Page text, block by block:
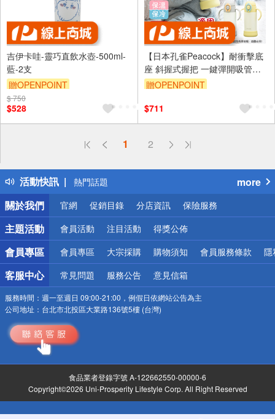
吉伊卡哇-靈巧直飲水壺-500ml-
藍-2支
贈OPENPOINT
$ 750
$528
【日本孔雀Peacock】耐衝擊底
座 斜握式握把 一鍵彈開吸管杯
兒童不鏽鋼保溫杯水壺350ML-任
贈OPENPOINT
$711
1 2
活動快訊
偏遠地區配送
得獎公告
熱門話題
銀行優惠
偏遠地區配送
詐騙網頁！請小心！
more
關於我們
官網 促銷目錄 分店資訊 保險服務
主題活動 會員活動 注目活動 得獎公佈
會員專區 會員專區 大宗採購 購物須知 會員服務條款 隱
客服中心 常見問題 服務公告 意見信箱
服務時間： 週一至週日 09:00-21:00，例假日依網站公告為主
公司地址： 台北市北投區大業路136號5樓 (台灣)
食品業者登錄字號 A-122662550-00000-6
Copyright©2026 Uni-Prosperity Lifestyle Corp. All Right Reserved